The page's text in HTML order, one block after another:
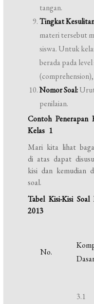
tangan.
Tingkat
materi tersebut
siswa. Untuk
berada pada
Nomor Soal:
penilaian.
Contoh Penerapan
Kelas 1
Mari kita lihat
di atas dapat
kisi dan kemudian
soal.
Tabel Kisi-Kisi
2013
No.
3.1